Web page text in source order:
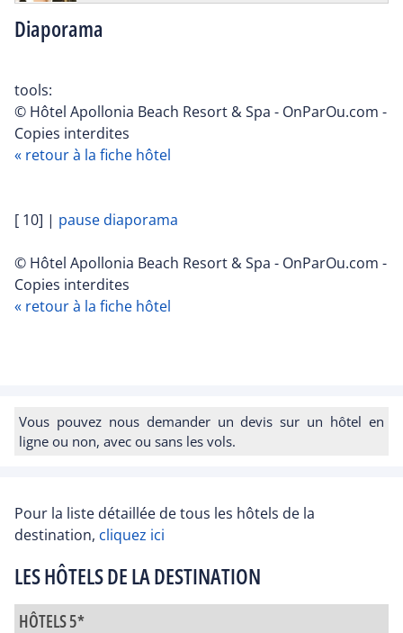
Diaporama
tools:
© Hôtel Apollonia Beach Resort & Spa - OnParOu.com -
Copies interdites
« retour à la fiche hôtel
[ 10] | pause diaporama
© Hôtel Apollonia Beach Resort & Spa - OnParOu.com -
Copies interdites
« retour à la fiche hôtel
Vous pouvez nous demander un devis sur un hôtel en
ligne ou non, avec ou sans les vols.
Pour la liste détaillée de tous les hôtels de la
destination, cliquez ici
LES HÔTELS DE LA DESTINATION
HÔTELS 5*